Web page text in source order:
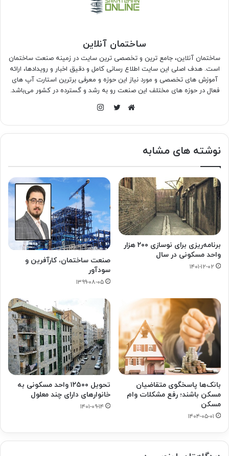
ساختمان آنلاین
ساختمان آنلاین، جامع ترین و تخصصی ترین سایت در زمینه صنعت ساختمان
است. هدف اصلی این سایت اطلاع رسانی کامل و دقیق اخبار و رویدادها، ارائه
آموزش های تخصصی و مورد نیاز این حوزه و معرفی برترین استارت آپ های
فعال در حوزه های مختلف این صنعت رو به رشد و گسترده در کشور می‌باشد.
نوشته های مشابه
برنامه‌ریزی برای نوسازی ۲۰۰ هزار
واحد مسکونی در سال
۱۴۰۱-۱۲-۰۲
صنعت ساختمان، کارآفرین و
سودآور
۱۳۹۹-۰۸-۰۵
بانک‌ها پاسخگوی متقاضیان
مسکن باشند؛ رفع مشکلات وام
مسکن
۱۴۰۴-۰۵-۰۱
تحویل ۱۲۵۰۰ واحد مسکونی به
خانوارهای دارای چند معلول
۱۴۰۱-۰۹-۱۴